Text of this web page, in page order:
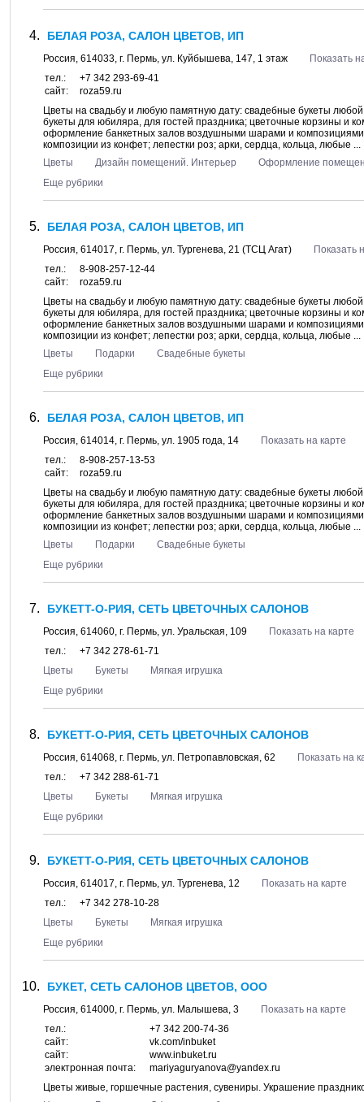
БЕЛАЯ РОЗА, САЛОН ЦВЕТОВ, ИП
Россия, 614033, г. Пермь, ул. Куйбышева, 147, 1 этаж
Показать
тел.:
+7 342 293-69-41
сайт:
roza59.ru
Цветы на свадьбу и любую памятную дату: свадебные букеты
букеты для юбиляра, для гостей праздника; цветочные корзины и
оформление банкетных залов воздушными шарами и композициями
композиции из конфет; лепестки роз; арки, сердца, кольца, любые ...
Цветы
Дизайн помещений. Интерьер
Оформление
Еще рубрики
БЕЛАЯ РОЗА, САЛОН ЦВЕТОВ, ИП
Россия, 614017, г. Пермь, ул. Тургенева, 21 (ТСЦ Агат)
Показать
тел.:
8-908-257-12-44
сайт:
roza59.ru
Цветы на свадьбу и любую памятную дату: свадебные букеты
букеты для юбиляра, для гостей праздника; цветочные корзины и
оформление банкетных залов воздушными шарами и композициями
композиции из конфет; лепестки роз; арки, сердца, кольца, любые ...
Цветы
Подарки
Свадебные букеты
Еще рубрики
БЕЛАЯ РОЗА, САЛОН ЦВЕТОВ, ИП
Россия, 614014, г. Пермь, ул. 1905 года, 14
Показать на карте
тел.:
8-908-257-13-53
сайт:
roza59.ru
Цветы на свадьбу и любую памятную дату: свадебные букеты
букеты для юбиляра, для гостей праздника; цветочные корзины и
оформление банкетных залов воздушными шарами и композициями
композиции из конфет; лепестки роз; арки, сердца, кольца, любые ...
Цветы
Подарки
Свадебные букеты
Еще рубрики
БУКЕTT-О-РИЯ, СЕТЬ ЦВЕТОЧНЫХ САЛОНОВ
Россия, 614060, г. Пермь, ул. Уральская, 109
Показать на карте
тел.:
+7 342 278-61-71
Цветы
Букеты
Мягкая игрушка
Еще рубрики
БУКЕTT-О-РИЯ, СЕТЬ ЦВЕТОЧНЫХ САЛОНОВ
Россия, 614068, г. Пермь, ул. Петропавловская, 62
Показать на
тел.:
+7 342 288-61-71
Цветы
Букеты
Мягкая игрушка
Еще рубрики
БУКЕTT-О-РИЯ, СЕТЬ ЦВЕТОЧНЫХ САЛОНОВ
Россия, 614017, г. Пермь, ул. Тургенева, 12
Показать на карте
тел.:
+7 342 278-10-28
Цветы
Букеты
Мягкая игрушка
Еще рубрики
БУКЕТ, СЕТЬ САЛОНОВ ЦВЕТОВ, ООО
Россия, 614000, г. Пермь, ул. Малышева, 3
Показать на карте
тел.:
+7 342 200-74-36
сайт:
vk.com/inbuket
сайт:
www.inbuket.ru
электронная почта:
mariyaguryanova@yandex.ru
Цветы живые, горшечные растения, сувениры. Украшение